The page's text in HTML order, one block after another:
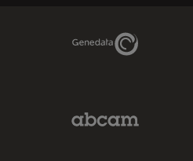
Genedata Link